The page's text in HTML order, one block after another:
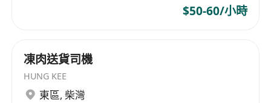
$50-60/小時
凍肉送貨司機
HUNG KEE
東區, 柴灣